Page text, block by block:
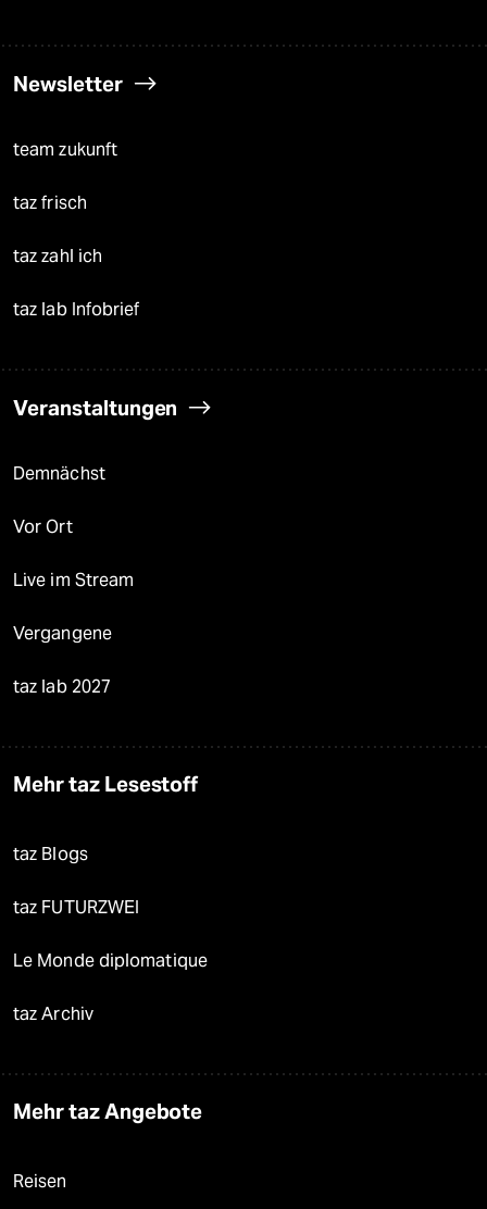
Newsletter
team zukunft
taz frisch
taz zahl ich
taz lab Infobrief
Veranstaltungen
Demnächst
Vor Ort
Live im Stream
Vergangene
taz lab 2027
Mehr taz Lesestoff
taz Blogs
taz FUTURZWEI
Le Monde diplomatique
taz Archiv
Mehr taz Angebote
Reisen